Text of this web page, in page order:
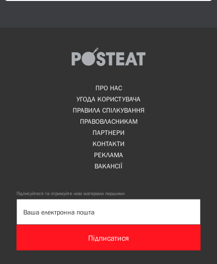
ПРО НАС
УГОДА КОРИСТУВАЧА
ПРАВИЛА СПІЛКУВАННЯ
ПРАВОВЛАСНИКАМ
ПАРТНЕРИ
КОНТАКТИ
РЕКЛАМА
ВАКАНСІЇ
Підписуйтеся та отримуйте нові матеріали першими
Підписатися